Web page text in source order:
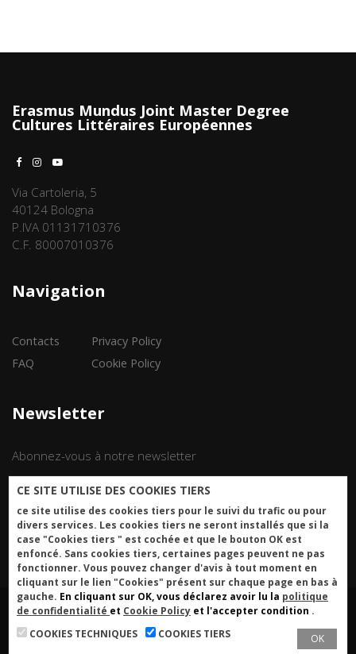
Erasmus Mundus Joint Master Degree
Cultures Littéraires Européennes
Via Cartoleria, 5
40124 Bologna
P.IVA 01131710376
C.F. 80007010376
Navigation
Contacts
FAQ
Privacy Policy
Cookie Policy
Newsletter
Abonnez-vous à notre newsletter
Iscriviti
Made with byWebSync.it
CE SITE UTILISE DES COOKIES TIERS
ce site utilise des cookies tiers pour le suivi du trafic ou pour
divers services. Les cookies tiers ne seront installés que si la
case "Cookies tiers " est cochée et que le bouton OK est
enfoncé. Sans cookies tiers, certaines pages peuvent ne pas
fonctionner. Vous pouvez changer d'avis à tout moment en
cliquant sur le lien "Cookies" présent sur chaque page en bas à
gauche. En cliquant sur OK, vous déclarez avoir lu la politique
de confidentialité et Cookie Policy et l'accepter condition .
COOKIES TECHNIQUES
COOKIES TIERS